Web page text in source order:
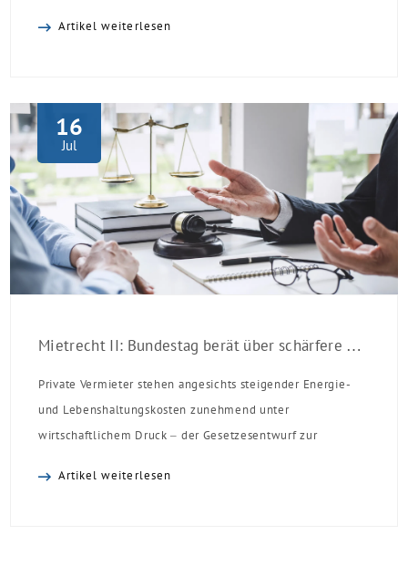
Zeitpunkt, zu dem Deutschland seine Klimaziele im […]
Artikel weiterlesen
16
Jul
Mietrecht II: Bundestag berät über schärfere Regeln für Vermieter
Private Vermieter stehen angesichts steigender Energie-
und Lebenshaltungskosten zunehmend unter
wirtschaftlichem Druck – der Gesetzesentwurf zur
Artikel weiterlesen